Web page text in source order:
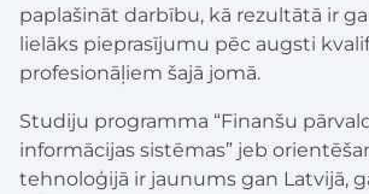
paplašināt darbību, kā rezultātā ir
lielāks pieprasījumu pēc augsti
profesionāļiem šajā jomā.
Studiju programma “Finanšu
informācijas sistēmas” jeb
tehnoloģijā ir jaunums gan Latvijā,